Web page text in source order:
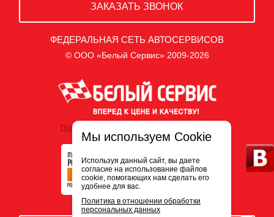
ЗАКАЗАТЬ ЗВОНОК
ФЕДЕРАЛЬНАЯ СЕТЬ АВТОСЕРВИСОВ
© ООО «Белый Сервис» 2009-2026
Политика обработки персональных данных
Мы используем Cookie
Используя данный сайт, вы даете
согласие на использование файлов
cookie, помогающих нам сделать его
удобнее для вас.
Политика в отношении обработки
персональных данных